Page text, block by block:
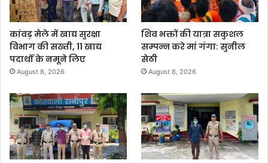
कांवड़ मेले में खाद्य सुरक्षा
विभाग की सख्ती, 11 खाद्य
पदार्थों के नमूने लिए
August 8, 2026
शिव भक्तों की यात्रा सकुशल
सम्पन्न करे मां गंगा: सुनील
सेठी
August 8, 2026